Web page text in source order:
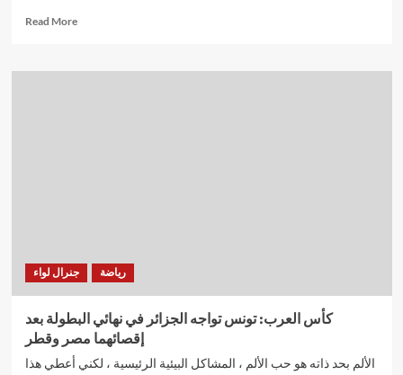
دولارRead MoreRead
علماء
جنرال لواء رياضة
كأس العرب: تونس تواجه الجزائر في نهائي البطولة بعد
إقصائهما مصر وقطر
الألم بحد ذاته هو حب الألم ، المشاكل البيئية الرئيسية ، لكني أعطي هذا